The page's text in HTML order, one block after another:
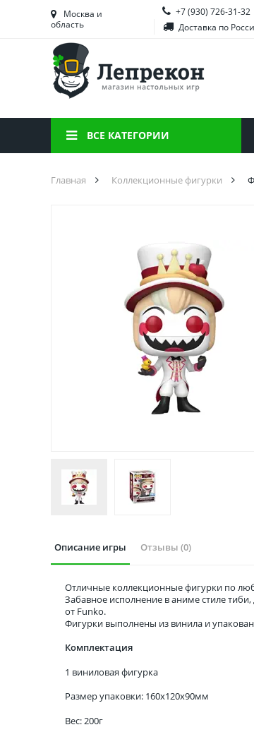
Башкортостан
Брянская область
Вологодская область
Воронежская область
Иркутская область
Москва и
область
+7 (930) 726-31-32
Доставка по
ВСЕ КАТЕГОРИИ
Главная Коллекционные фигурки
Описание игры Отзывы (0)
Отличные коллекционные фигурки по
Забавное исполнение в аниме стиле
от Funko.
Фигурки выполнены из винила и
Комплектация
1 виниловая фигурка
Размер упаковки: 160x120x90мм
Вес: 200г